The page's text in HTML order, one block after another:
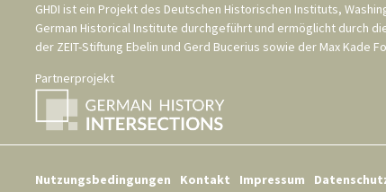
GHDI ist ein Projekt des Deutschen Historischen Instituts,
German Historical Institute durchgeführt und ermöglicht durch
der ZEIT-Stiftung Ebelin und Gerd Bucerius sowie der Max Kade
Partnerprojekt
Nutzungsbedingungen Kontakt Impressum